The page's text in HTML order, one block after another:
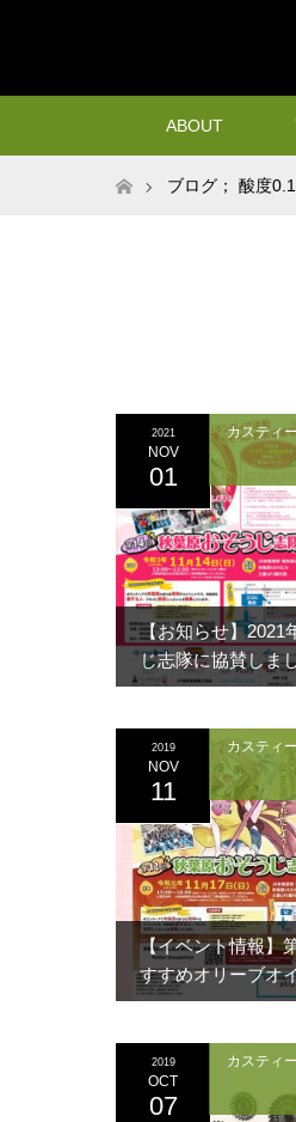
ABOUT
ホームブログ； 酸度
【お知らせ】2021
じ志隊に協賛しま
2021
NOV
01
カスティ
【イベント情報】
すすめオリーブオ
2019
NOV
11
カスティ
2019
OCT
07
カスティ